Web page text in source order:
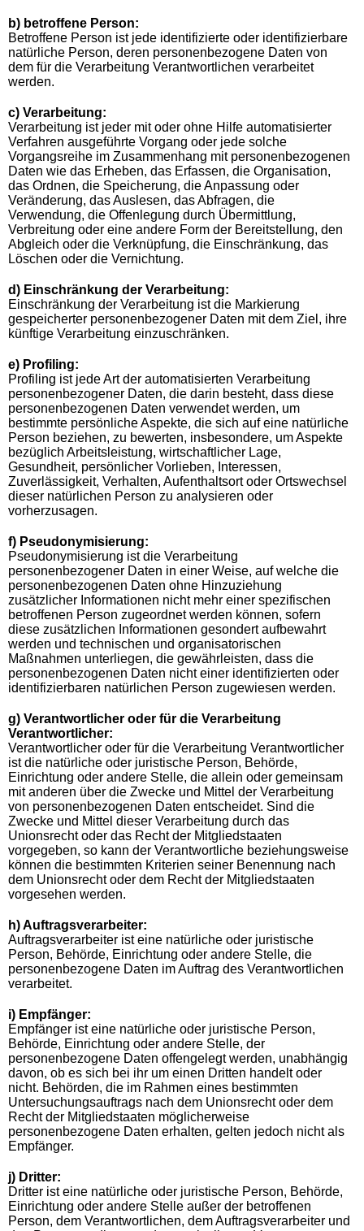
b) betroffene Person:
Betroffene Person ist jede identifizierte oder identifizierbare
natürliche Person, deren personenbezogene Daten von
dem für die Verarbeitung Verantwortlichen verarbeitet
werden.
c) Verarbeitung:
Verarbeitung ist jeder mit oder ohne Hilfe automatisierter
Verfahren ausgeführte Vorgang oder jede solche
Vorgangsreihe im Zusammenhang mit personenbezogenen
Daten wie das Erheben, das Erfassen, die Organisation,
das Ordnen, die Speicherung, die Anpassung oder
Veränderung, das Auslesen, das Abfragen, die
Verwendung, die Offenlegung durch Übermittlung,
Verbreitung oder eine andere Form der Bereitstellung, den
Abgleich oder die Verknüpfung, die Einschränkung, das
Löschen oder die Vernichtung.
d) Einschränkung der Verarbeitung:
Einschränkung der Verarbeitung ist die Markierung
gespeicherter personenbezogener Daten mit dem Ziel, ihre
künftige Verarbeitung einzuschränken.
e) Profiling:
Profiling ist jede Art der automatisierten Verarbeitung
personenbezogener Daten, die darin besteht, dass diese
personenbezogenen Daten verwendet werden, um
bestimmte persönliche Aspekte, die sich auf eine natürliche
Person beziehen, zu bewerten, insbesondere, um Aspekte
bezüglich Arbeitsleistung, wirtschaftlicher Lage,
Gesundheit, persönlicher Vorlieben, Interessen,
Zuverlässigkeit, Verhalten, Aufenthaltsort oder Ortswechsel
dieser natürlichen Person zu analysieren oder
vorherzusagen.
f) Pseudonymisierung:
Pseudonymisierung ist die Verarbeitung
personenbezogener Daten in einer Weise, auf welche die
personenbezogenen Daten ohne Hinzuziehung
zusätzlicher Informationen nicht mehr einer spezifischen
betroffenen Person zugeordnet werden können, sofern
diese zusätzlichen Informationen gesondert aufbewahrt
werden und technischen und organisatorischen
Maßnahmen unterliegen, die gewährleisten, dass die
personenbezogenen Daten nicht einer identifizierten oder
identifizierbaren natürlichen Person zugewiesen werden.
g) Verantwortlicher oder für die Verarbeitung
Verantwortlicher:
Verantwortlicher oder für die Verarbeitung Verantwortlicher
ist die natürliche oder juristische Person, Behörde,
Einrichtung oder andere Stelle, die allein oder gemeinsam
mit anderen über die Zwecke und Mittel der Verarbeitung
von personenbezogenen Daten entscheidet. Sind die
Zwecke und Mittel dieser Verarbeitung durch das
Unionsrecht oder das Recht der Mitgliedstaaten
vorgegeben, so kann der Verantwortliche beziehungsweise
können die bestimmten Kriterien seiner Benennung nach
dem Unionsrecht oder dem Recht der Mitgliedstaaten
vorgesehen werden.
h) Auftragsverarbeiter:
Auftragsverarbeiter ist eine natürliche oder juristische
Person, Behörde, Einrichtung oder andere Stelle, die
personenbezogene Daten im Auftrag des Verantwortlichen
verarbeitet.
i) Empfänger:
Empfänger ist eine natürliche oder juristische Person,
Behörde, Einrichtung oder andere Stelle, der
personenbezogene Daten offengelegt werden, unabhängig
davon, ob es sich bei ihr um einen Dritten handelt oder
nicht. Behörden, die im Rahmen eines bestimmten
Untersuchungsauftrags nach dem Unionsrecht oder dem
Recht der Mitgliedstaaten möglicherweise
personenbezogene Daten erhalten, gelten jedoch nicht als
Empfänger.
j) Dritter:
Dritter ist eine natürliche oder juristische Person, Behörde,
Einrichtung oder andere Stelle außer der betroffenen
Person, dem Verantwortlichen, dem Auftragsverarbeiter und